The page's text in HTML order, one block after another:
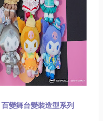
百變舞台變裝造型系列